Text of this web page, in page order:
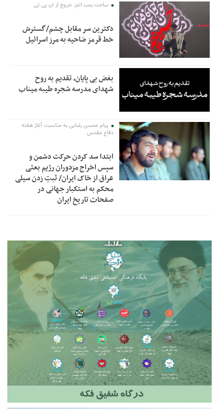
ساخت بمب اتم، خروج از ان پی تی
دکترین سر مقابل چشم/گسترش
خط قرمز ضاحیه به مرز اسرائیل
بغض بی پایان، تقدیم به روح
شهدای مدرسه شجره طیبه میناب
پیام محسن رضایی به مناسبت آغاز هفته
دفاع مقدس
ابتدا سد کردن حرکت دشمن و
سپس اخراج مزدوران رژیم بعثی
عراق از خاک ایران/ ثبتِ زدن سیلی
محکم به استکبار جهانی در
صفحات تاریخ ایران